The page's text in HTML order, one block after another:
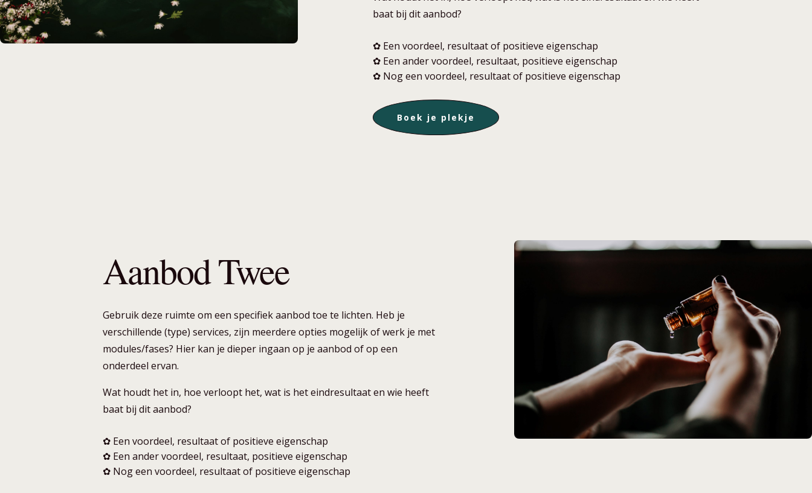
baat bij dit aanbod?
✿ Een voordeel, resultaat of positieve eigenschap
✿ Een ander voordeel, resultaat, positieve eigenschap
✿ Nog een voordeel, resultaat of positieve eigenschap
Boek je plekje
Aanbod Twee
Gebruik deze ruimte om een specifiek aanbod toe te lichten. Heb je
verschillende (type) services, zijn meerdere opties mogelijk of werk je met
modules/fases? Hier kan je dieper ingaan op je aanbod of op een
onderdeel ervan.
Wat houdt het in, hoe verloopt het, wat is het eindresultaat en wie heeft
baat bij dit aanbod?
✿ Een voordeel, resultaat of positieve eigenschap
✿ Een ander voordeel, resultaat, positieve eigenschap
✿ Nog een voordeel, resultaat of positieve eigenschap